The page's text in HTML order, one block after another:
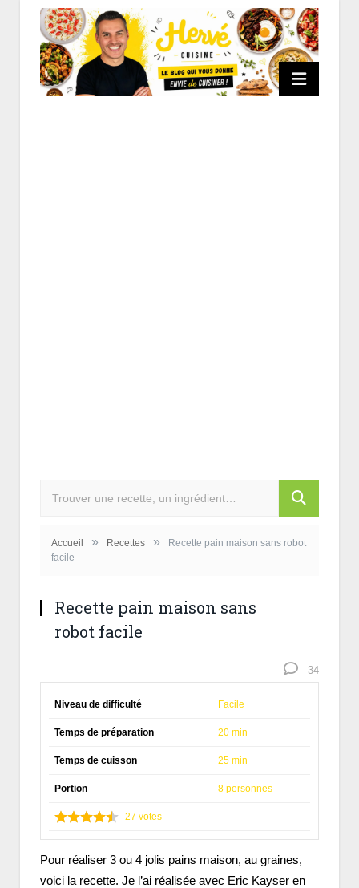
Accueil » Recettes »
Recette pain maison sans robot
facile
Recette pain maison sans
robot facile
34
Niveau de difficulté Facile
Temps de préparation 20 min
Temps de cuisson 25 min
Portion 8 personnes
27 votes
Pour réaliser 3 ou 4 jolis pains maison, au graines,
voici la recette. Je l’ai réalisée avec Eric Kayser en